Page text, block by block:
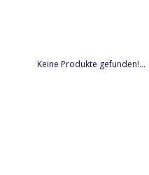
Keine Produkte gefunden!...